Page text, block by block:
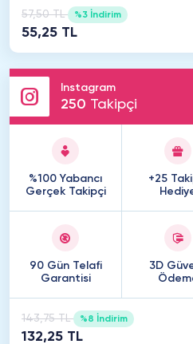
57,50 TL %3 İndirim
55,25 TL
Instagram
250 Takipçi
%100 Yabancı
Gerçek Takipçi
+25
90 Gün Telafi
Garantisi
3D
143,75 TL %8 İndirim
132,25 TL